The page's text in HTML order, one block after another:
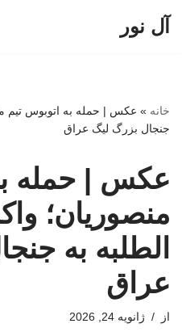
آل نور
خانه » عکس | حمله به اتوبوس تیم
جنجال بزرگ لیگ عراق
عکس | حمله
منصوریان؛
الطلبه به
عراق
از ژانویه 24, 2026